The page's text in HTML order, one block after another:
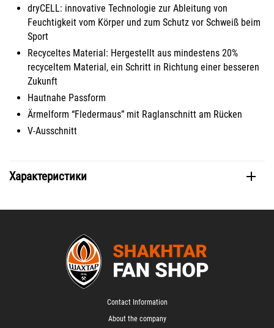
dryCELL: innovative Technologie zur Ableitung von
Feuchtigkeit vom Körper und zum Schutz vor Schweiß beim
Sport
Recyceltes Material: Hergestellt aus mindestens 20%
recyceltem Material, ein Schritt in Richtung einer besseren
Zukunft
Hautnahe Passform
Ärmelform “Fledermaus” mit Raglanschnitt am Rücken
V-Ausschnitt
Характеристики
Contact Information
About the company